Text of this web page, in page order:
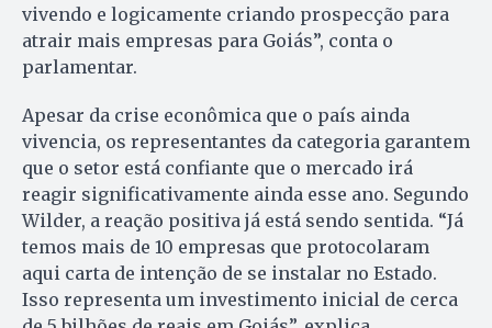
vivendo e logicamente criando prospecção para
atrair mais empresas para Goiás”, conta o
parlamentar.
Apesar da crise econômica que o país ainda
vivencia, os representantes da categoria garantem
que o setor está confiante que o mercado irá
reagir significativamente ainda esse ano. Segundo
Wilder, a reação positiva já está sendo sentida. “Já
temos mais de 10 empresas que protocolaram
aqui carta de intenção de se instalar no Estado.
Isso representa um investimento inicial de cerca